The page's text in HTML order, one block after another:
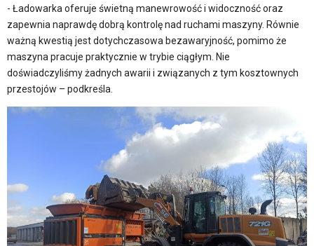
- Ładowarka oferuje świetną manewrowość i widoczność oraz
zapewnia naprawdę dobrą kontrolę nad ruchami maszyny. Równie
ważną kwestią jest dotychczasowa bezawaryjność, pomimo że
maszyna pracuje praktycznie w trybie ciągłym. Nie
doświadczyliśmy żadnych awarii i związanych z tym kosztownych
przestojów – podkreśla.